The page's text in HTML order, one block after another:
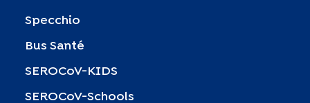
Specchio
Bus Santé
SEROCoV-KIDS
SEROCoV-Schools